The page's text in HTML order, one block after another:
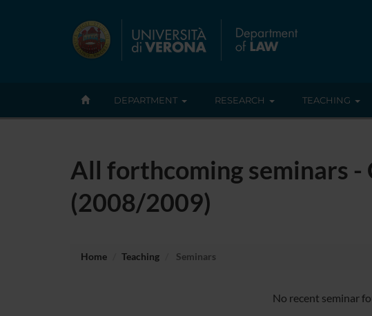
DEPARTMENT RESEARCH TEACHING
All forthcoming seminars
(2008/2009)
Home Teaching Seminars
No recent seminar